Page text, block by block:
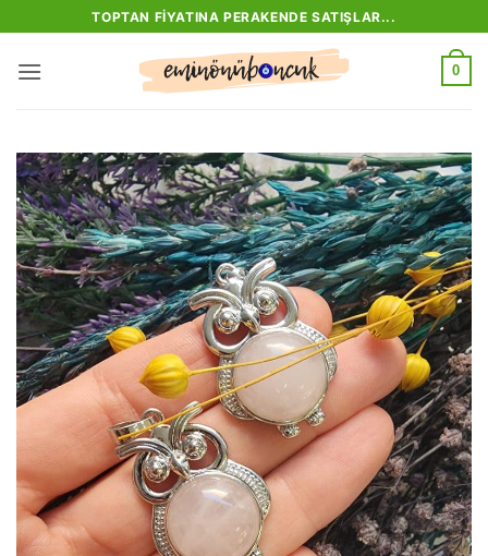
atla
TOPTAN FIYATINA PERAKENDE SATIŞLAR...
0